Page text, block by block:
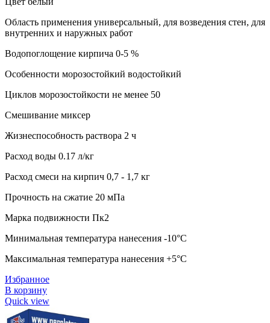
Область применения универсальный, для возведения стен, для
внутренних и наружных работ
Водопоглощение кирпича 0-5 %
Особенности морозостойкий водостойкий
Циклов морозостойкости не менее 50
Смешивание миксер
Жизнеспособность раствора 2 ч
Расход воды 0.17 л/кг
Расход смеси на кирпич 0,7 - 1,7 кг
Прочность на сжатие 20 мПа
Марка подвижности Пк2
Минимальная температура нанесения -10°C
Максимальная температура нанесения +5°C
Избранное
В корзину
Quick view